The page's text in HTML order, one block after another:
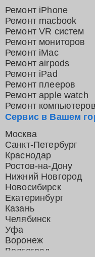
Сервис в Вашем
Москва
Санкт-Петербург
Краснодар
Ростов-на-Дону
Нижний Новгород
Новосибирск
Екатеринбург
Казань
Челябинск
Уфа
Воронеж
Волгоград
Ремонт iPhone
Ремонт macbook
Ремонт VR систем
Ремонт мониторов
Ремонт iMac
Ремонт airpods
Ремонт iPad
Ремонт плееров
Ремонт apple watch
Ремонт компьютеров